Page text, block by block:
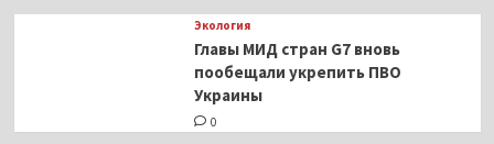
Экология
Главы МИД стран G7 вновь
пообещали укрепить ПВО
Украины
0